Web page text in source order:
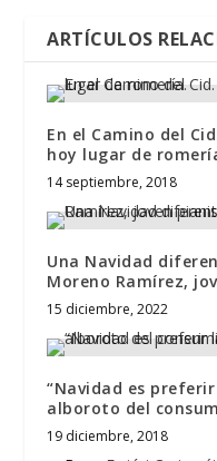
ARTÍCULOS
En el Camino del
hoy lugar de
14 septiembre, 2018
Una Navidad
Moreno Ramírez,
15 diciembre, 2022
“Navidad es
alboroto del
19 diciembre, 2018